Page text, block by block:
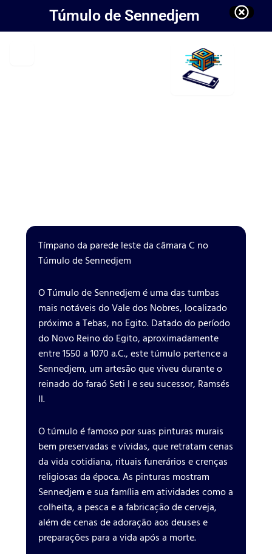
Túmulo de Sennedjem
Tímpano da parede leste da câmara C no
Túmulo de Sennedjem
O Túmulo de Sennedjem é uma das tumbas
mais notáveis do Vale dos Nobres, localizado
próximo a Tebas, no Egito. Datado do período
do Novo Reino do Egito, aproximadamente
entre 1550 a 1070 a.C., este túmulo pertence a
Sennedjem, um artesão que viveu durante o
reinado do faraó Seti I e seu sucessor, Ramsés
II.
O túmulo é famoso por suas pinturas murais
bem preservadas e vívidas, que retratam cenas
da vida cotidiana, rituais funerários e crenças
religiosas da época. As pinturas mostram
Sennedjem e sua família em atividades como a
colheita, a pesca e a fabricação de cerveja,
além de cenas de adoração aos deuses e
preparações para a vida após a morte.